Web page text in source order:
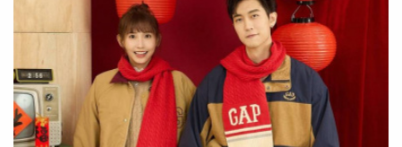
發展都要建立在戰爭之上嗎？這是我們所認識的台灣嗎？這
是中華民國的價值嗎？美國華盛頓郵報25日刊登賴清德的投
書，其中提到，我政府會持續提升國防投資，並將於近期提
出史無前例的400億美元特別預算案，以強調捍衛臺灣民主
的承諾。除了要投資國防產業，發展尖端科技，加速打造
「臺灣之盾」，建構分層防禦，有效攔截解放軍飛彈、火